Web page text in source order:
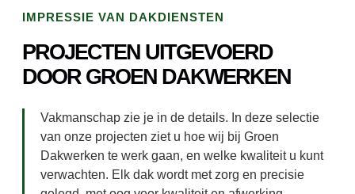
IMPRESSIE VAN DAKDIENSTEN
PROJECTEN UITGEVOERD
DOOR GROEN DAKWERKEN
Vakmanschap zie je in de details. In deze selectie
van onze projecten ziet u hoe wij bij Groen
Dakwerken te werk gaan, en welke kwaliteit u kunt
verwachten. Elk dak wordt met zorg en precisie